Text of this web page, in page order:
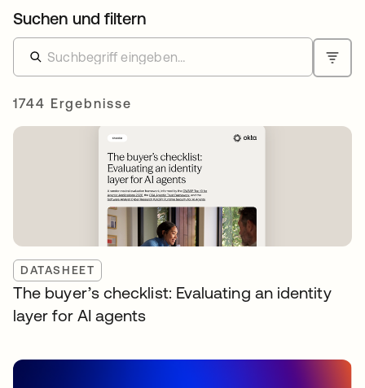
Suchen und filtern
1744 Ergebnisse
DATASHEET
The buyer’s checklist: Evaluating an identity
layer for AI agents